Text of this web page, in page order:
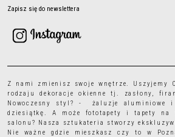
Zapisz się do newslettera
Z nami zmienisz swoje wnętrze. Uszyjemy
rodzajudekoracje okienne tj. zasłony,
Nowoczesny styl? - żaluzje aluminiowe i
dziesiątkę. A może fototapety i tapety
na
salonu? Nasza sztukateria stworzy
Nie ważne gdzie mieszkasz czy to w